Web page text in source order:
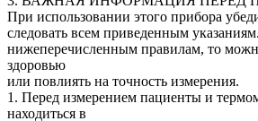
При использовании этого прибора
следовать всем приведенным
нижеперечисленным правилам, то
здоровью
или повлиять на точность измерения.
1. Перед измерением пациенты и
находиться в